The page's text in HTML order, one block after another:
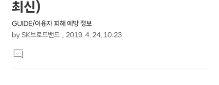
츠
최신)
GUIDE/이용자 피해 예방 정보
by SK브로드밴드 2019. 4. 24. 10:23
문
댓
글